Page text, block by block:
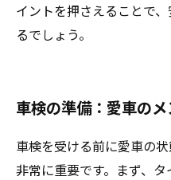
イントを押さえることで
るでしょう。
車検の準備：愛車の
車検を受ける前に愛車の
非常に重要です。まず、